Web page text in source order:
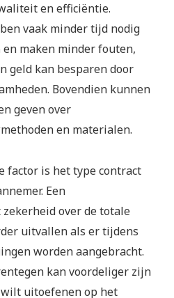
en efficiëntie.
vaak minder tijd nodig
maken minder fouten,
geld kan besparen door
Bovendien kunnen
geven over
en materialen.
factor is het type contract
Een
over de totale
uitvallen als er tijdens
worden aangebracht.
kan voordeliger zijn
uitoefenen op het